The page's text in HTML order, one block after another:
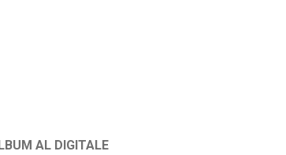
AL DIGITALE